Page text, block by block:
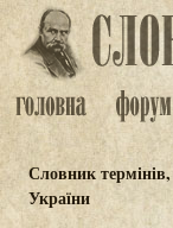
Словник
України